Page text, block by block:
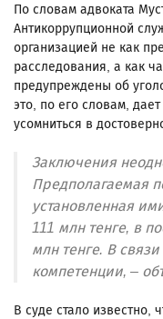
По словам адвоката
Антикоррупционной
организацией не как
расследования, а как
предупреждены об
это, по его словам,
усомниться в
Заключения
Предполагаемая
установленная
111 млн тенге, в
млн тенге. В
компетенции, –
В суде стало известно,